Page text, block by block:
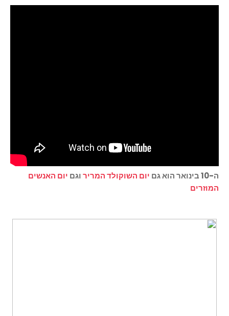
ה-10 בינואר הוא גם יום השוקולד המרירוגם יום האנשים
המוזרים